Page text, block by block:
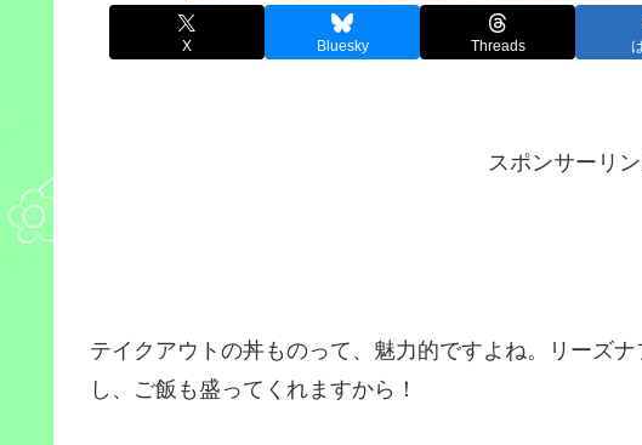
X Bluesky Threads
スポンサーリン
テイクアウトの丼ものって、魅力的ですよね。リーズ
し、ご飯も盛ってくれますから！